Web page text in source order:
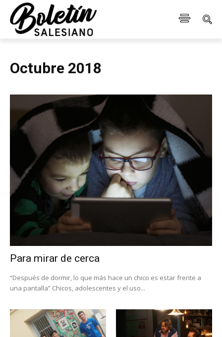
Octubre 2018
Para mirar de cerca
“Después de dormir, lo que más hace un chico es estar frente a
una pantalla” Chicos, adolescentes y el uso...